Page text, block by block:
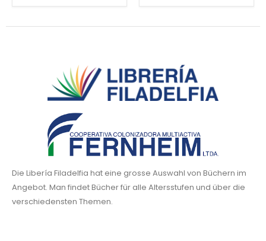
Die Libería Filadelfia hat eine grosse Auswahl von Büchern im
Angebot. Man findet Bücher für alle Altersstufen und über die
verschiedensten Themen.